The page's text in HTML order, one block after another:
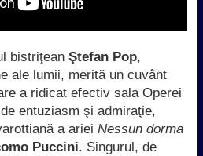
bistriţean Ştefan Pop,
ale lumii, merită un cuvânt
a ridicat efectiv sala Operei
entuziasm şi admiraţie,
a ariei Nessun dorma
Puccini. Singurul, de